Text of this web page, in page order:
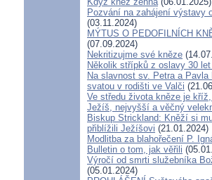
Pozvání na zahájení výstavy
(03.11.2024)
MÝTUS O PEDOFILNÍCH
(07.09.2024)
Nekritizujme své kněze
Několik střípků z oslavy 30
Na slavnost sv. Petra a
svatou v rodišti ve Valči
Ve středu života kněze je
Ježíš, nejvyšší a věčný
Biskup Strickland: Kněží si
přiblížili Ježíšovi (21.01.2024)
Modlitba za blahořečení P.
Bulletin o tom, jak věřili
Výročí od smrti služebníka
(05.01.2024)